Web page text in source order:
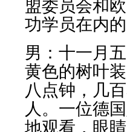
盟委员会和
功学员在内
男：十一月
黄色的树叶
八点钟，几
人。一位德
地观看，眼